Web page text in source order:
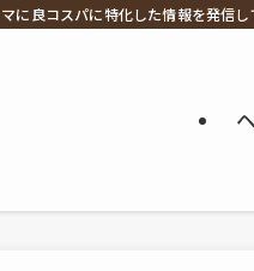
に良コスパに特化した情報を発信し